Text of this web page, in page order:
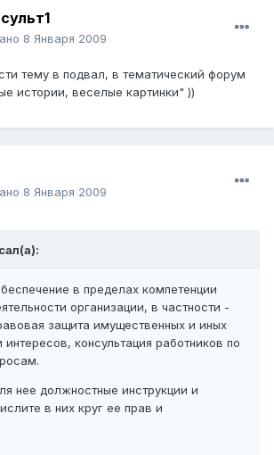
8 Января 2009
тему в подвал, в тематический форум
истории, веселые картинки" ))
8 Января 2009
в пределах компетенции
организации, в частности -
защита имущественных и иных
интересов, консультация работников по
нее должностные инструкции и
в них круг ее прав и